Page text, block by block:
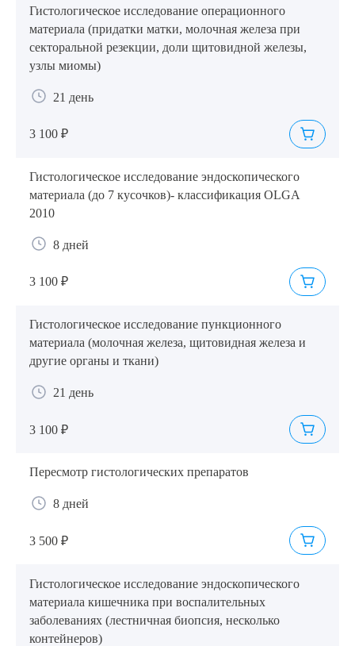
Гистологическое исследование операционного
материала (придатки матки, молочная железа при
секторальной резекции, доли щитовидной железы,
узлы миомы)
21 день
3 100 ₽
Гистологическое исследование эндоскопического
материала (до 7 кусочков)- классификация OLGA
2010
8 дней
3 100 ₽
Гистологическое исследование пункционного
материала (молочная железа, щитовидная железа и
другие органы и ткани)
21 день
3 100 ₽
Пересмотр гистологических препаратов
8 дней
3 500 ₽
Гистологическое исследование эндоскопического
материала кишечника при воспалительных
заболеваниях (лестничная биопсия, несколько
контейнеров)